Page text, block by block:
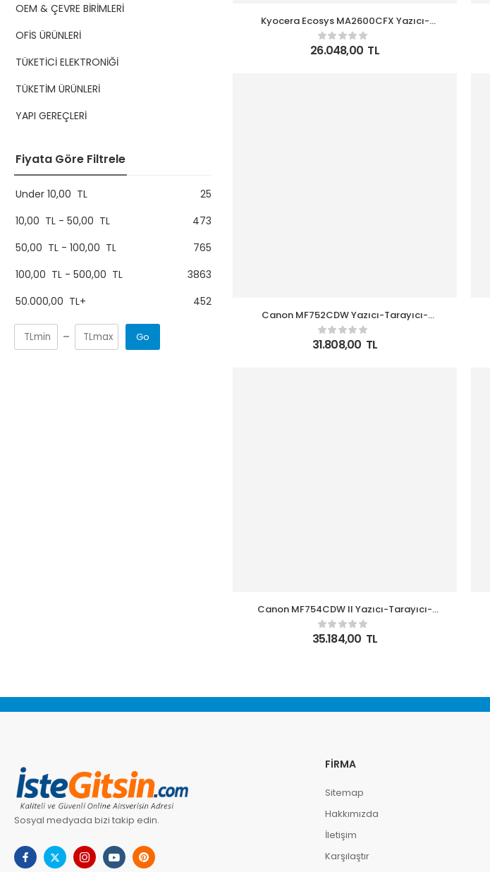
OEM & ÇEVRE BİRİMLERİ
OFİS ÜRÜNLERİ
TÜKETİCİ ELEKTRONİĞİ
TÜKETİM ÜRÜNLERİ
YAPI GEREÇLERİ
Fiyata Göre Filtrele
Under 10,00 TL
25
10,00 TL - 50,00 TL
473
50,00 TL - 100,00 TL
765
100,00 TL - 500,00 TL
3863
50.000,00 TL+ 452
Go
Kyocera Ecosys MA2600CFX Yazıcı-
Tarayıcı-Fotokopi -Faks Renkli Lazer
Yazıcı
26.048,00 TL
Canon MF752CDW Yazıcı-Tarayıcı-
Fotokopi Dubleks WI-FI Ethernet Renkli
Çok Fonksiyonlu Yazıcı
31.808,00 TL
Canon MF754CDW II Yazıcı-Tarayıcı-
Fotokopi-Faks Dubleks WI-FI Ethernet
Renkli Çok Fonksiyonlu Yazıcı
35.184,00 TL
Sosyal medyada bizi takip edin.
FIRMA
Sitemap
Hakkımızda
İletişim
Karşılaştır